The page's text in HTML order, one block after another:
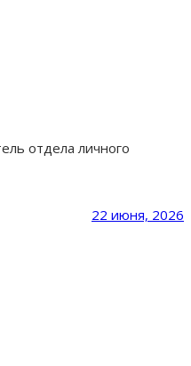
отдела личного
22 июня, 2026